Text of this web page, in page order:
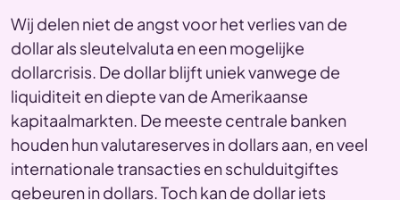
Wij delen niet de angst voor het verlies van de
dollar als sleutelvaluta en een mogelijke
dollarcrisis. De dollar blijft uniek vanwege de
liquiditeit en diepte van de Amerikaanse
kapitaalmarkten. De meeste centrale banken
houden hun valutareserves in dollars aan, en veel
internationale transacties en schulduitgiftes
gebeuren in dollars. Toch kan de dollar iets